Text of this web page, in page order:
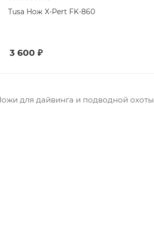
Tusa Нож X-Pert FK-860
3 600 ₽
для дайвинга и подводной охоты